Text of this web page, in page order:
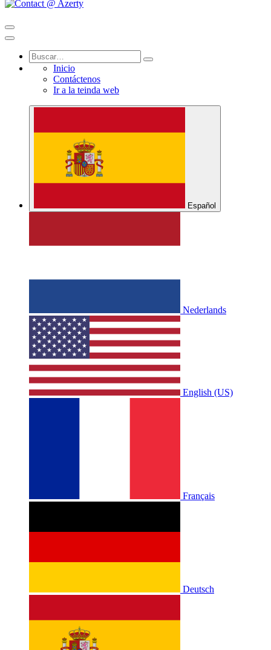
Inicio
Contáctenos
Ir a la teinda web
Español
Nederlands
English (US)
Français
Deutsch